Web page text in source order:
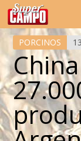
Temas de hoy
PORCINOS